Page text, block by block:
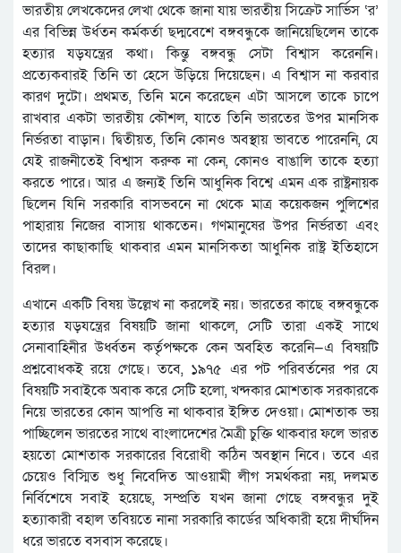
ভারতীয় লেখকেদের লেখা থেকে জানা যায় ভারতীয় সিক্রেট সার্ভিস ‘র’
এর বিভিন্ন উর্ধতন কর্মকর্তা ছদ্মবেশে বঙ্গবন্ধুকে জানিয়েছিলেন তাকে
হত্যার যড়যন্ত্রের কথা। কিন্তু বঙ্গবন্ধু সেটা বিশ্বাস করেননি।
প্রত্যেকবারই তিনি তা হেসে উড়িয়ে দিয়েছেন। এ বিশ্বাস না করবার
কারণ দুটো। প্রথমত, তিনি মনে করেছেন এটা আসলে তাকে চাপে
রাখবার একটা ভারতীয় কৌশল, যাতে তিনি ভারতের উপর মানসিক
নির্ভরতা বাড়ান। দ্বিতীয়ত, তিনি কোনও অবস্থায় ভাবতে পারেননি, যে
যেই রাজনীতেই বিশ্বাস করুক না কেন, কোনও বাঙালি তাকে হত্যা
করতে পারে। আর এ জন্যই তিনি আধুনিক বিশ্বে এমন এক রাষ্ট্রনায়ক
ছিলেন যিনি সরকারি বাসভবনে না থেকে মাত্র কয়েকজন পুলিশের
পাহারায় নিজের বাসায় থাকতেন। গণমানুষের উপর নির্ভরতা এবং
তাদের কাছাকাছি থাকবার এমন মানসিকতা আধুনিক রাষ্ট্র ইতিহাসে
বিরল।
এখানে একটি বিষয় উল্লেখ না করলেই নয়। ভারতের কাছে বঙ্গবন্ধুকে
হত্যার যড়যন্ত্রের বিষয়টি জানা থাকলে, সেটি তারা একই সাথে
সেনাবাহিনীর উর্ধ্বতন কর্তৃপক্ষকে কেন অবহিত করেনি—এ বিষয়টি
প্রশ্নবোধকই রয়ে গেছে। তবে, ১৯৭৫ এর পট পরিবর্তনের পর যে
বিষয়টি সবাইকে অবাক করে সেটি হলো, খন্দকার মোশতাক সরকারকে
নিয়ে ভারতের কোন আপত্তি না থাকবার ইঙ্গিত দেওয়া। মোশতাক ভয়
পাচ্ছিলেন ভারতের সাথে বাংলাদেশের মৈত্রী চুক্তি থাকবার ফলে ভারত
হয়তো মোশতাক সরকারের বিরোধী কঠিন অবস্থান নিবে। তবে এর
চেয়েও বিস্মিত শুধু নিবেদিত আওয়ামী লীগ সমর্থকরা নয়, দলমত
নির্বিশেষে সবাই হয়েছে, সম্প্রতি যখন জানা গেছে বঙ্গবন্ধুর দুই
হত্যাকারী বহাল তবিয়তে নানা সরকারি কার্ডের অধিকারী হয়ে দীর্ঘদিন
ধরে ভারতে বসবাস করেছে।